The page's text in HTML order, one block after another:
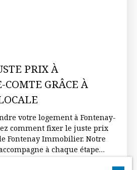
PRIX À
COMTE GRÂCE À
votre logement à Fontenay-
comment fixer le juste prix
Fontenay Immobilier. Notre
à chaque étape
et sereine.